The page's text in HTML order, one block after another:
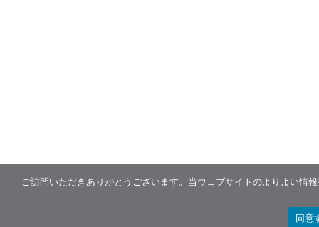
ご訪問いただきありがとうございます。当ウェブサイトのよりよい
同意